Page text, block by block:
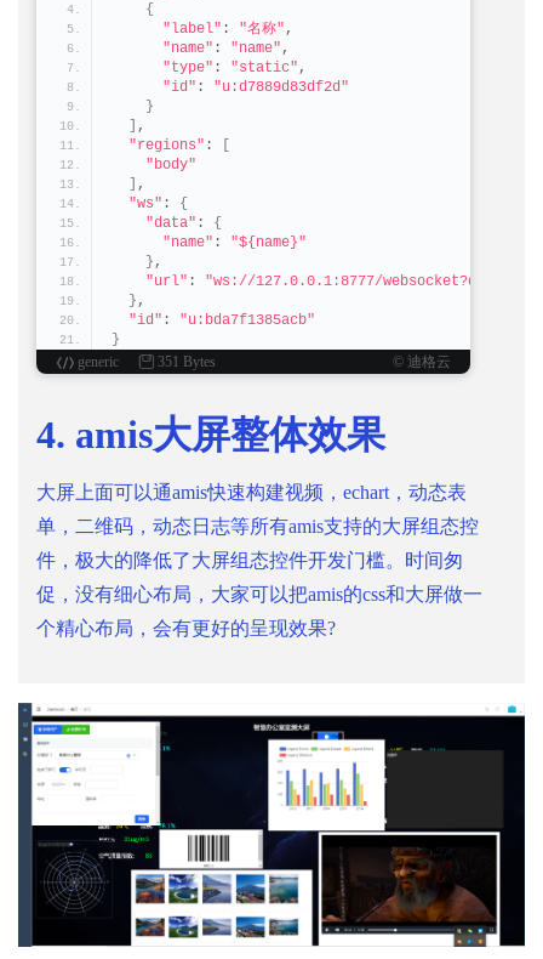
{
"label" : "名称" ,
"name" : "name" ,
"type" : "static" ,
"id" : "u:d7889d83df2d"
}
,
"regions" :
"body"
,
"ws" : {
"data" : {
"name" : "${name}"
} ,
"url" : "ws://127.0.0.1:8777/
} ,
"id" : "u:bda7f1385acb"
}
generic
351 Bytes © 迪格云
4. amis大屏整体效果
大屏上面可以通amis快速构建视频，echart，动态表
单，二维码，动态日志等所有amis支持的大屏组态控
件，极大的降低了大屏组态控件开发门槛。时间匆
促，没有细心布局，大家可以把amis的css和大屏做一
个精心布局，会有更好的呈现效果?